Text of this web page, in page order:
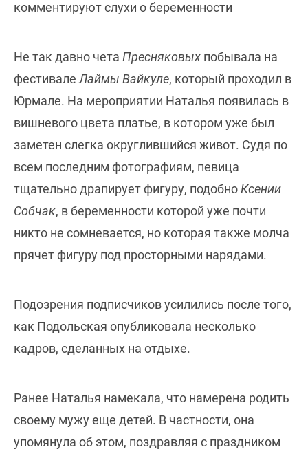
комментируют слухи о беременности
Не так давно чета Пресняковых побывала на
фестивалеЛаймы Вайкуле, который проходил в
Юрмале. На мероприятии Наталья появилась в
вишневого цвета платье, в котором уже был
заметен слегка округлившийся живот. Судя по
всем последним фотографиям, певица
тщательно драпирует фигуру, подобноКсении
Собчак, в беременности которой уже почти
никто не сомневается, но которая также молча
прячет фигуру под просторными нарядами.
Подозрения подписчиков усилились после того,
как Подольская опубликовала несколько
кадров, сделанных на отдыхе.
Ранее Наталья намекала, что намерена родить
своему мужу еще детей. В частности, она
упомянула об этом, поздравляя с праздником